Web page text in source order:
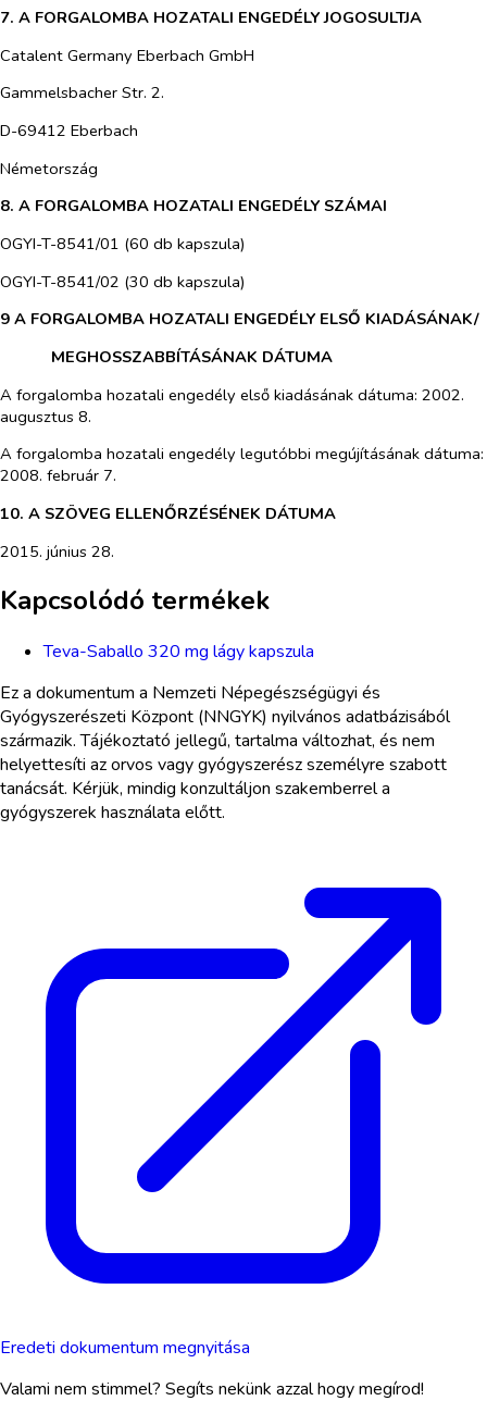
7. A FORGALOMBA HOZATALI ENGEDÉLY JOGOSULTJA
Catalent Germany Eberbach GmbH
Gammelsbacher Str. 2.
D-69412 Eberbach
Németország
8. A FORGALOMBA HOZATALI ENGEDÉLY SZÁMAI
OGYI-T-8541/01 (60 db kapszula)
OGYI-T-8541/02 (30 db kapszula)
9 A FORGALOMBA HOZATALI ENGEDÉLY ELSŐ KIADÁSÁNAK/
MEGHOSSZABBÍTÁSÁNAK DÁTUMA
A forgalomba hozatali engedély első kiadásának dátuma: 2002.
augusztus 8.
A forgalomba hozatali engedély legutóbbi megújításának dátuma:
2008. február 7.
10. A SZÖVEG ELLENŐRZÉSÉNEK DÁTUMA
2015. június 28.
Kapcsolódó termékek
Teva-Saballo 320 mg lágy kapszula
Ez a dokumentum a Nemzeti Népegészségügyi és
Gyógyszerészeti Központ (NNGYK) nyilvános adatbázisából
származik. Tájékoztató jellegű, tartalma változhat, és nem
helyettesíti az orvos vagy gyógyszerész személyre szabott
tanácsát. Kérjük, mindig konzultáljon szakemberrel a
gyógyszerek használata előtt.
Eredeti dokumentum megnyitása
Valami nem stimmel? Segíts nekünk azzal hogy megírod!